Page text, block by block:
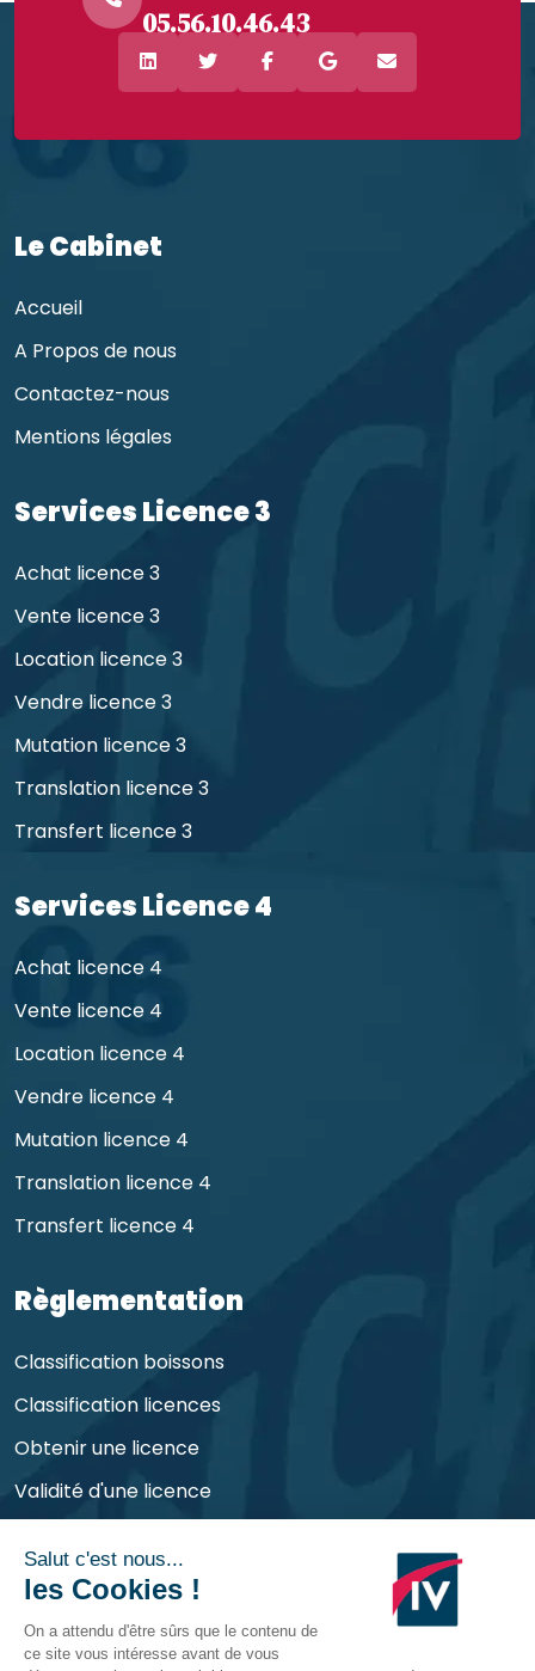
05.56.10.46.43
Le Cabinet
Accueil
A Propos de nous
Contactez-nous
Mentions légales
Services Licence 3
Achat licence 3
Vente licence 3
Location licence 3
Vendre licence 3
Mutation licence 3
Translation licence 3
Transfert licence 3
Services Licence 4
Achat licence 4
Vente licence 4
Location licence 4
Vendre licence 4
Mutation licence 4
Translation licence 4
Transfert licence 4
Règlementation
Classification boissons
Classification licences
Obtenir une licence
Validité d'une licence